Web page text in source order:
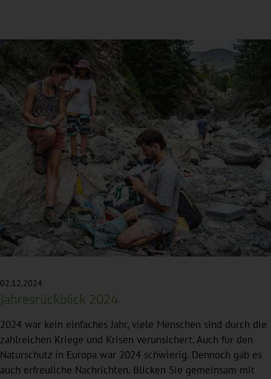
02.12.2024
Jahresrückblick 2024
2024 war kein einfaches Jahr, viele Menschen sind durch die
zahlreichen Kriege und Krisen verunsichert. Auch für den
Naturschutz in Europa war 2024 schwierig. Dennoch gab es
auch erfreuliche Nachrichten. Blicken Sie gemeinsam mit